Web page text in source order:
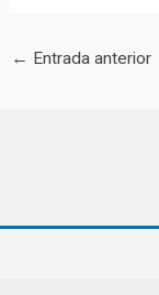
← Entrada anterior